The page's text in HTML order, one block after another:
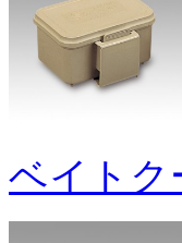
ベイトク